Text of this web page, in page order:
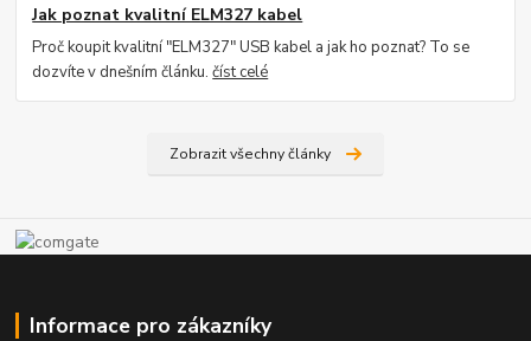
Jak poznat kvalitní ELM327 kabel
Proč koupit kvalitní "ELM327" USB kabel a jak ho poznat? To se
dozvíte v dnešním článku.číst celé
Zobrazit všechny články
Informace pro zákazníky